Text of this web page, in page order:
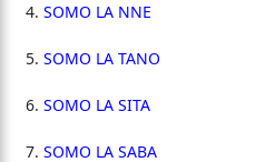
SOMO LA NNE
SOMO LA TANO
SOMO LA SITA
SOMO LA SABA